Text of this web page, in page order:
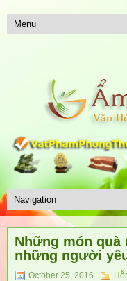
Những món quà
những người
October 25, 2016